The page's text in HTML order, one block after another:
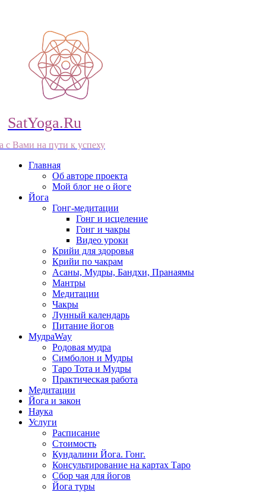
SatYoga.Ru
с Вами на пути к успеху
Главная
Об авторе проекта
Мой блог не о йоге
Йога
Гонг-медитации
Гонг и исцеление
Гонг и чакры
Видео уроки
Крийи для здоровья
Крийи по чакрам
Асаны, Мудры, Бандхи, Пранаямы
Мантры
Медитации
Чакры
Лунный календарь
Питание йогов
МудраWay
Родовая мудра
Симболон и Мудры
Таро Тота и Мудры
Практическая работа
Медитации
Йога и закон
Наука
Услуги
Расписание
Стоимость
Кундалини Йога. Гонг.
Консультирование на картах Таро
Сбор чая для йогов
Йога туры